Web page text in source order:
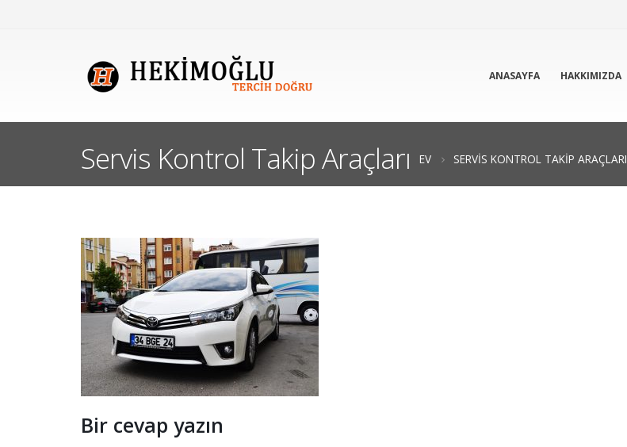
ANASAYFA HAKKIMIZDA
Servis Kontrol Takip Araçları EV SERVIS KONTROL TAKIP ARAÇLARI
Bir cevap yazın